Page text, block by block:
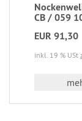
CB / 059
EUR 91,30
inkl. 19 % USt